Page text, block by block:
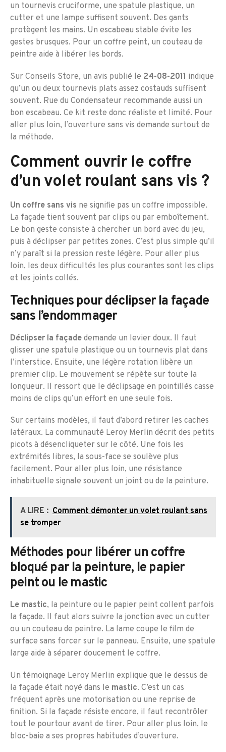
un tournevis cruciforme, une spatule plastique, un
cutter et une lampe suffisent souvent. Des gants
protègent les mains. Un escabeau stable évite les
gestes brusques. Pour un coffre peint, un couteau de
peintre aide à libérer les bords.
Sur Conseils Store, un avis publié le 24-08-2011 indique
qu’un ou deux tournevis plats assez costauds suffisent
souvent. Rue du Condensateur recommande aussi un
bon escabeau. Ce kit reste donc réaliste et limité. Pour
aller plus loin, l’ouverture sans vis demande surtout de
la méthode.
Comment ouvrir le coffre
d’un volet roulant sans vis ?
Un coffre sans vis ne signifie pas un coffre impossible.
La façade tient souvent par clips ou par emboîtement.
Le bon geste consiste à chercher un bord avec du jeu,
puis à déclipser par petites zones. C’est plus simple qu’il
n’y paraît si la pression reste légère. Pour aller plus
loin, les deux difficultés les plus courantes sont les clips
et les joints collés.
Techniques pour déclipser la façade
sans l’endommager
Déclipser la façade demande un levier doux. Il faut
glisser une spatule plastique ou un tournevis plat dans
l’interstice. Ensuite, une légère rotation libère un
premier clip. Le mouvement se répète sur toute la
longueur. Il ressort que le déclipsage en pointillés casse
moins de clips qu’un effort en une seule fois.
Sur certains modèles, il faut d’abord retirer les caches
latéraux. La communauté Leroy Merlin décrit des petits
picots à désencliqueter sur le côté. Une fois les
extrémités libres, la sous-face se soulève plus
facilement. Pour aller plus loin, une résistance
inhabituelle signale souvent un joint ou de la peinture.
A LIRE : Comment démonter un volet roulant sans
se tromper
Méthodes pour libérer un coffre
bloqué par la peinture, le papier
peint ou le mastic
Le mastic, la peinture ou le papier peint collent parfois
la façade. Il faut alors suivre la jonction avec un cutter
ou un couteau de peintre. La lame coupe le film de
surface sans forcer sur le panneau. Ensuite, une spatule
large aide à séparer doucement le coffre.
Un témoignage Leroy Merlin explique que le dessus de
la façade était noyé dans le mastic. C’est un cas
fréquent après une motorisation ou une reprise de
finition. Si la façade résiste encore, il faut recontrôler
tout le pourtour avant de tirer. Pour aller plus loin, le
bloc-baie a ses propres habitudes d’ouverture.